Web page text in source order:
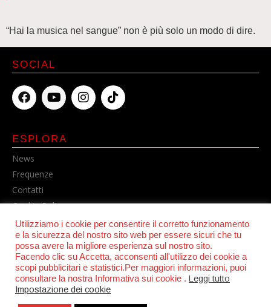
“Hai la musica nel sangue” non è più solo un modo di dire.
ESPLORA
News
Frequenze
Contatti
Cookie Policy
Privacy Policy
SOCIAL
Utilizziamo i cookie per consentire il corretto funzionamento
e la sicurezza del nostro sito web per essere sicuri che tu
possa avere la migliore esperienza sul nostro sito.
Facendo clic su Accetta, acconsenti all'utilizzo dei cookie a
scopi pubblicitari e statistici.Per maggiori informazioni, puoi
consultare la nostra Informativa sui cookie . Leggi tutto
Impostazione dei cookie